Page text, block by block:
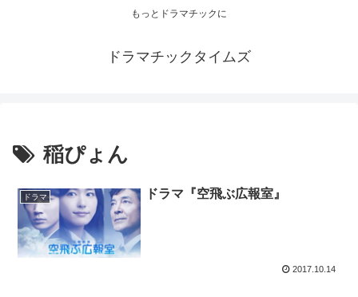
もっとドラマチックに
ドラマチックタイムズ
稲ぴょん
ドラマ ドラマ『空飛ぶ広報室』
2017.10.14